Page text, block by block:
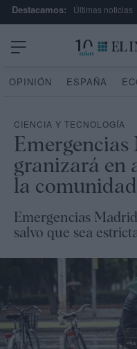
Destacamos: Últimas noticias
OPINIÓN ESPAÑA
CIENCIA Y TECNOLOGÍA
granizará en
la comunidad
Emergencias
salvo que sea